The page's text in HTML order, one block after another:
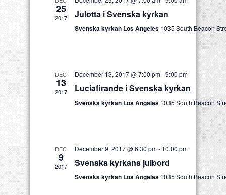
25
2017 Julotta i Svenska kyrkan
Svenska kyrkan Los Angeles 1035 South Beacon
DEC
13
2017
December 13, 2017 @ 7:00 pm-9:00 pm
Luciafirande i Svenska kyrkan
Svenska kyrkan Los Angeles 1035 South Beacon
DEC
9
2017
December 9, 2017 @ 6:30 pm- 10:00 pm
Svenska kyrkans julbord
Svenska kyrkan Los Angeles 1035 South Beacon